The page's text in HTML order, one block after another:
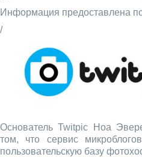
Информация предоставлена
/
Основатель Twitpic Ноа
том, что сервис
пользовательскую базу